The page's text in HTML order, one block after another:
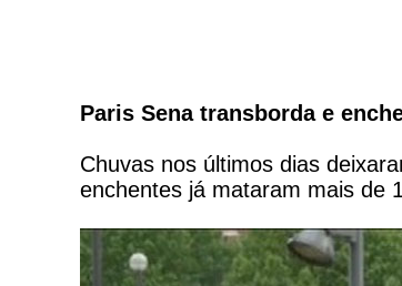
Paris Sena transborda e
Chuvas nos últimos dias
enchentes já mataram mais de